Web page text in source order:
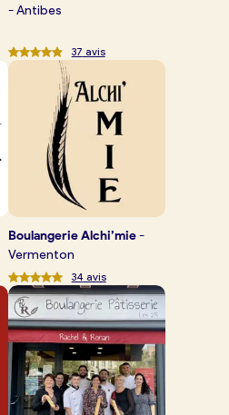
-Antibes
37 avis
BoulangerieAlchi’mie-
Vermenton
34 avis